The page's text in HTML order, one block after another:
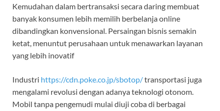
Kemudahan dalam bertransaksi secara daring membuat
banyak konsumen lebih memilih berbelanja online
dibandingkan konvensional. Persaingan bisnis semakin
ketat, menuntut perusahaan untuk menawarkan layanan
yang lebih inovatif
Industri https://cdn.poke.co.jp/sbotop/transportasi juga
mengalami revolusi dengan adanya teknologi otonom.
Mobil tanpa pengemudi mulai diuji coba di berbagai